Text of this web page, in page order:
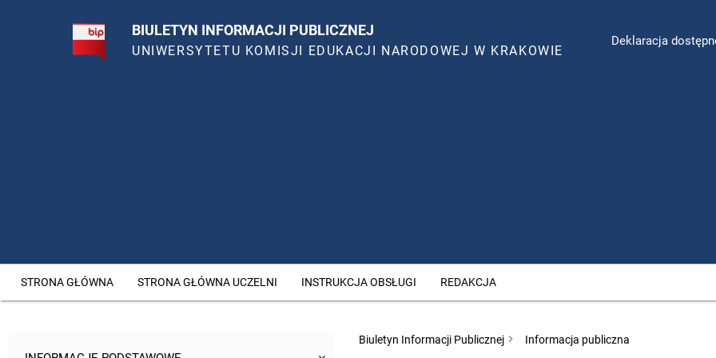
BIULETYN INFORMACJI PUBLICZNEJ
UNIWERSYTETU KOMISJI EDUKACJI NARODOWEJ W KRAKOWIE
Deklaracja
STRONA GŁÓWNA STRONA GŁÓWNA UCZELNI INSTRUKCJA OBSŁUGI REDAKCJA
Biuletyn Informacji Publicznej Informacja publiczna